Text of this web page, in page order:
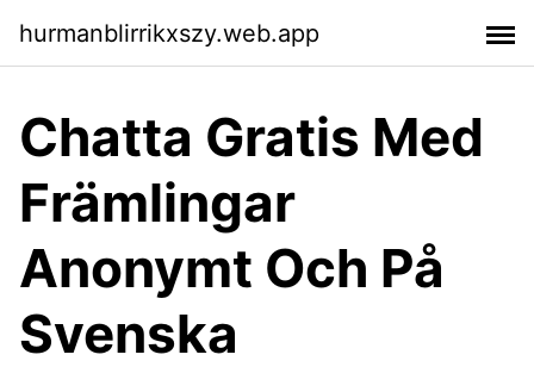
hurmanblirrikxszy.web.app
Chatta Gratis Med
Främlingar
Anonymt Och På
Svenska